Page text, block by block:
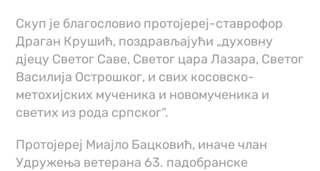
Скуп је благословио протојереј-ставрофор
Драган Крушић, поздрављајући „духовну
дјецу Светог Саве, Светог цара Лазара, Светог
Василија Острошког, и свих косовско-
метохијских мученика и новомученика и
светих из рода српског“.
Протојереј Миајло Бацковић, иначе члан
Удружења ветерана 63. падобранске